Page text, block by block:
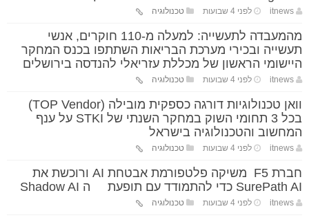
itnews לפני 4 שבועות טכנולוגיה
מהמעבדה לתעשייה: למעלה מ-110 חוקרים, אנשי
תעשייה ובכירי מערכת הבריאות השתתפו בכנס המחקר
היישומי הראשון של מכללת עזריאלי להנדסה בירושלים
itnews לפני 4 שבועות טכנולוגיה
וואן טכנולוגיות דורגה כספקית מובילה (TOP Vendor)
בכל 3 תחומי השוק במחקר השנתי של STKI על ענף
המחשוב והטכנולוגיה בישראל
itnews לפני 4 שבועות טכנולוגיה
חברת F5 משיקה פלטפורמת אבטחת AI ורוכשת את
SurePath AI כדי להתמודד עם תופעת ה Shadow AI
itnews לפני 4 שבועות טכנולוגיה